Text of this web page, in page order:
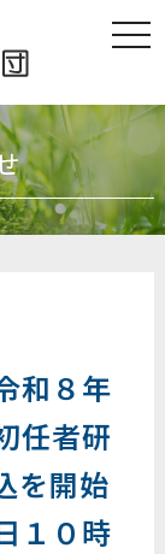
t
o
l
e
a
i
a
和８年
任者研
を開始
１０時